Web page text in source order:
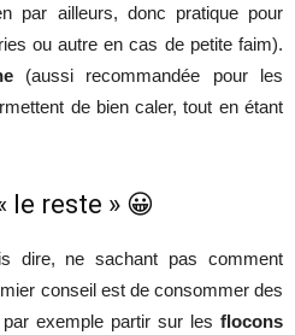
par ailleurs, donc pratique pour
ou autre en cas de petite faim).
(aussi recommandée pour les
de bien caler, tout en étant
le reste » 😀
dire, ne sachant pas comment
conseil est de consommer des
exemple partir sur les flocons